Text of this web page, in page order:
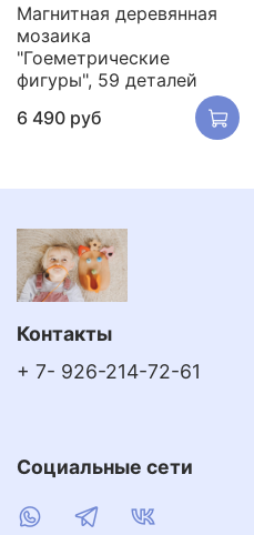
Магнитная деревянная
мозаика
"Гоеметрические
фигуры", 59 деталей
6 490 руб
Контакты
+ 7- 926-214-72-61
Социальные сети